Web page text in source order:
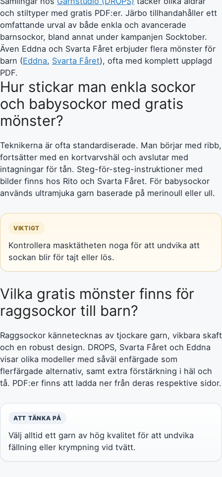
och stiltyper med gratis PDF:er. Järbo tillhandahåller ett
omfattande urval av både enkla och avancerade
barnsockor, bland annat under kampanjen Socktober.
Även Eddna och Svarta Fåret erbjuder flera mönster för
barn (Eddna, Svarta Fåret), ofta med komplett upplagd
PDF.
Hur stickar man enkla sockor
och babysockor med gratis
mönster?
Teknikerna är ofta standardiserade. Man börjar med ribb,
fortsätter med en kortvarvshäl och avslutar med
intagningar för tån. Steg-för-steg-instruktioner med
bilder finns hos Rito och Svarta Fåret. För babysockor
används ultramjuka garn baserade på merinoull eller ull.
VIKTIGT
Kontrollera masktätheten noga för att undvika att
sockan blir för tajt eller lös.
Vilka gratis mönster finns för
raggsockor till barn?
Raggsockor kännetecknas av tjockare garn, vikbara skaft
och en robust design. DROPS, Svarta Fåret och Eddna
visar olika modeller med såväl enfärgade som
flerfärgade alternativ, samt extra förstärkning i häl och
tå. PDF:er finns att ladda ner från deras respektive sidor.
ATT TÄNKA PÅ
Välj alltid ett garn av hög kvalitet för att undvika
fällning eller krympning vid tvätt.